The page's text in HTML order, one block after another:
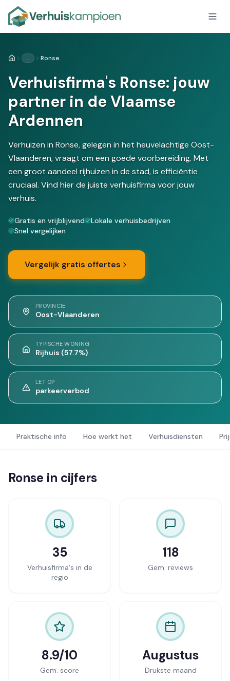
Home… Ronse
Verhuisfirma's Ronse: jouw
partner in de Vlaamse
Ardennen
Verhuizen in Ronse, gelegen in het heuvelachtige Oost-
Vlaanderen, vraagt om een goede voorbereiding. Met
een groot aandeel rijhuizen in de stad, is efficiëntie
cruciaal. Vind hier de juiste verhuisfirma voor jouw
verhuis.
Gratis en vrijblijvend
Lokale verhuisbedrijven
Snel vergelijken
Vergelijk gratis offertes
PROVINCIE
Oost-Vlaanderen
TYPISCHE WONING
Rijhuis (57.7%)
LET OP
parkeerverbod
Praktische info Hoe werkt het Verhuisdiensten
Ronse in cijfers
35
Verhuisfirma's in de
regio
118
Gem. reviews
8.9/10
Gem. score
Augustus
Drukste maand